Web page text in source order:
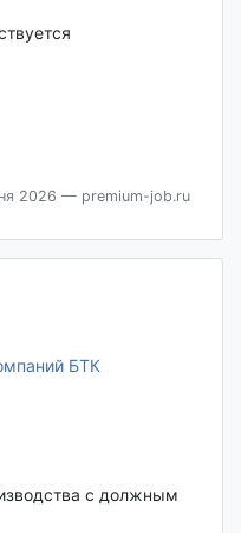
2026 — premium-job.ru
БТК
с должным